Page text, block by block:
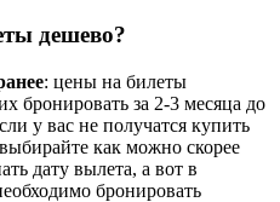
дешево?
: цены на билеты
бронировать за 2-3 месяца до
у вас не получатся купить
как можно скорее
дату вылета, а вот в
бронировать